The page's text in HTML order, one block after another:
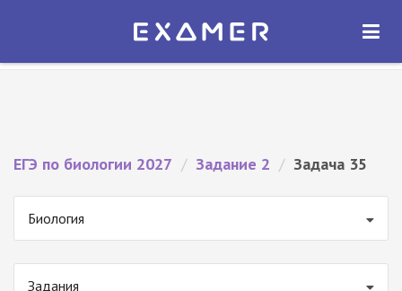
Экзамер — ЕГЭ 2027
ОТКРЫТЬ
ЕГЭ по биологии 2027 / Задание 2 / Задача 35
Биология
Задания